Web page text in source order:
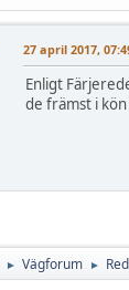
27 april 2017,
Enligt
de främst i
► Vägforum ►